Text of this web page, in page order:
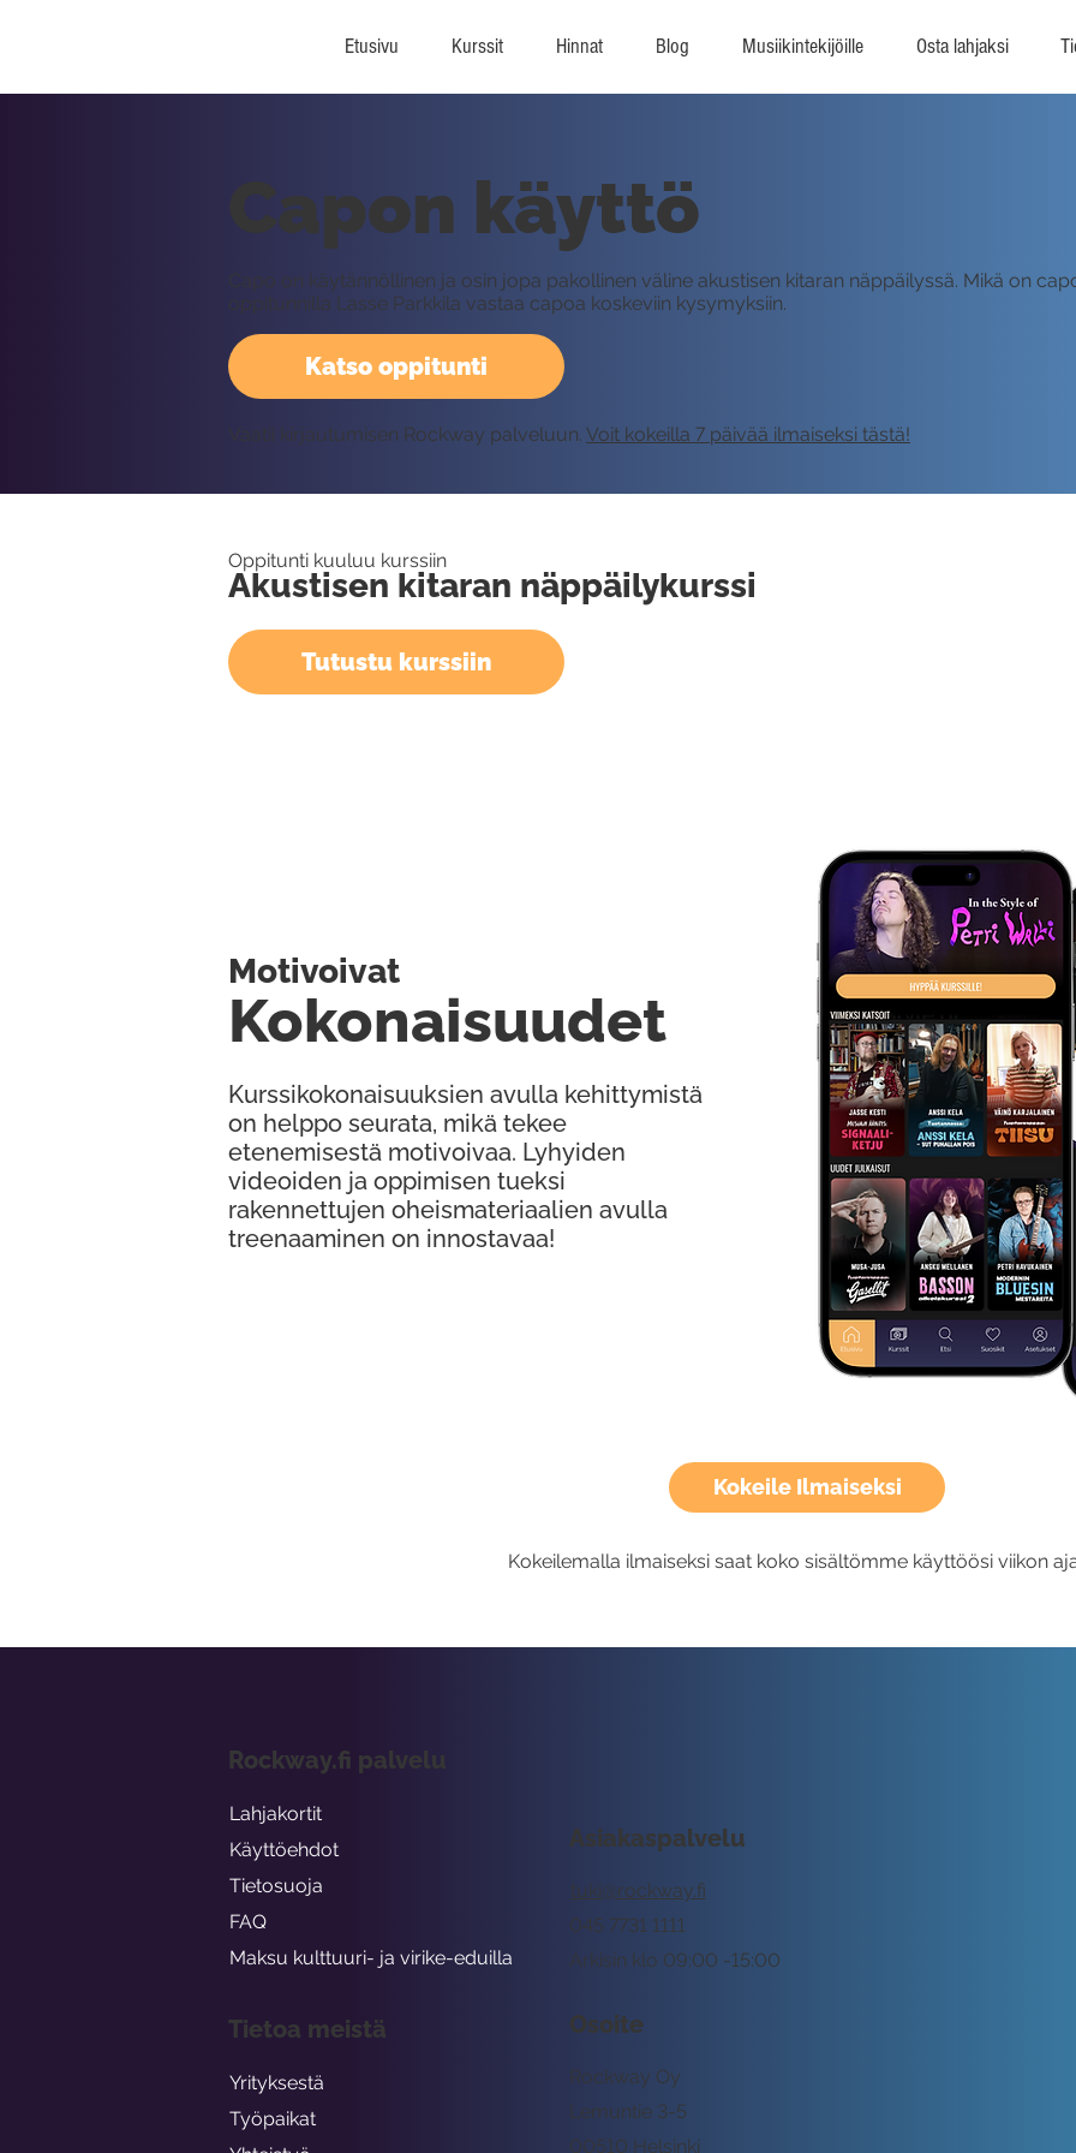
Etusivu Kurssit Hinnat Blog Musiikintekijöille Osta lahjaksi
Kokeile Ilmaiseksi
Kokeilemalla ilmaiseksi saat koko sisältömme käyttöösi viikon
Katso oppitunti
Capon käyttö
Capo on käytännöllinen ja osin jopa pakollinen väline akustisen kitaran näppäilyssä. Mikä on
oppitunnilla Lasse Parkkila vastaa capoa koskeviin kysymyksiin.
Vaatii kirjautumisen Rockway palveluun. Voit kokeilla 7 päivää ilmaiseksi tästä!
Oppitunti kuuluu kurssiin
Akustisen kitaran näppäilykurssi
Tutustu kurssiin
Kurssikokonaisuuksien avulla kehittymistä
on helppo seurata, mikä tekee
etenemisestä motivoivaa. Lyhyiden
videoiden ja oppimisen tueksi
rakennettujen oheismateriaalien avulla
treenaaminen on innostavaa!
Kokonaisuudet
Motivoivat
Asiakaspalvelu
tuki@rockway.fi
Arkisin klo 09:00 -15:00
045 7731 1111
Osoite
Rockway Oy
Lemuntie 3-5
00510 Helsinki
Rockway.fi palvelu
Lahjakortit
Käyttöehdot
Tietosuoja
FAQ
Maksu kulttuuri- ja virike-eduilla
Tietoa meistä
Yrityksestä
Työpaikat